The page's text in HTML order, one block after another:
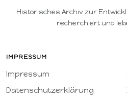
Historisches Archiv zur
recherchiert und
IMPRESSUM
Impressum
Datenschutzerklärung